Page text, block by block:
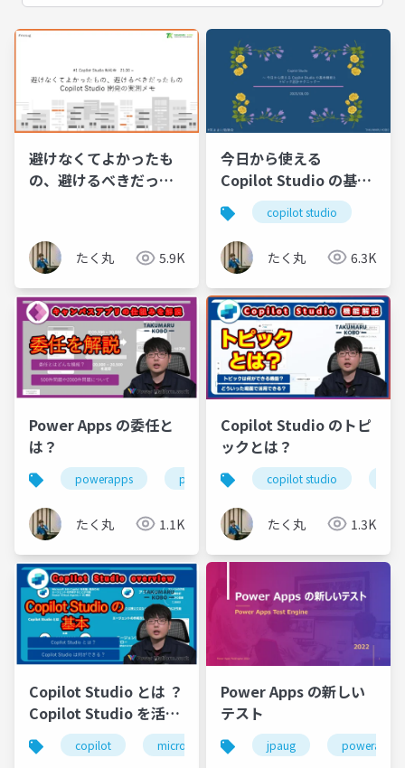
避けなくてよかったも
の、避けるべきだった
たく丸 5.9K
今日から使える
Copilot Studio の基本
機能と トピック設計テ
クニック
copilot studio
たく丸 6.3K
Power Apps の委任と
は？
powerapps powerplatform
たく丸 1.1K
Copilot Studio のトピ
ックとは？
copilot studio
たく丸 1.3K
Copilot Studio とは ？
Copilot Studio を活用
すると何ができる？
【たく丸工房】
copilot microsoft 365 copilot copilot studio
Power Apps の新しい
テスト
jpaug powerapps